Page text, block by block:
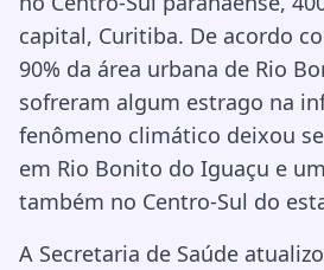
capital, Curitiba. De acordo
90% da área urbana de Rio
sofreram algum estrago na
fenômeno climático deixou
em Rio Bonito do Iguaçu e
também no Centro-Sul do
A Secretaria de Saúde